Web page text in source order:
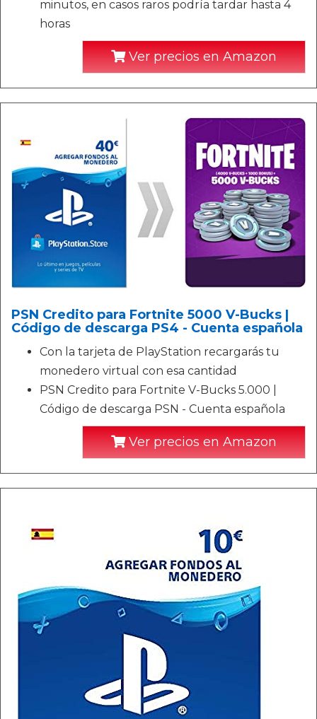
minutos, en casos raros podría tardar hasta 4
horas
Ver precios en Amazon
PSN Credito para Fortnite 5000 V-Bucks |
Código de descarga PS4 - Cuenta española
Con la tarjeta de PlayStation recargarás tu
monedero virtual con esa cantidad
PSN Credito para Fortnite V-Bucks 5.000 |
Código de descarga PSN - Cuenta española
Ver precios en Amazon